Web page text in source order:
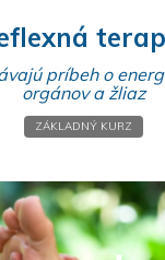
príbeh o
orgánov a žliaz
ZÁKLADNÝ KURZ